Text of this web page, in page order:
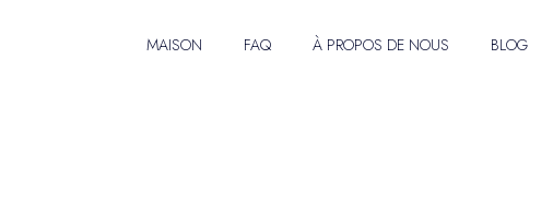
MAISON FAQ À PROPOS DE NOUS BLOG